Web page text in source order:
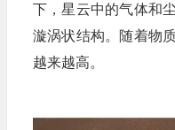
下，星云中的气体和
漩涡状结构。随着物
越来越高。